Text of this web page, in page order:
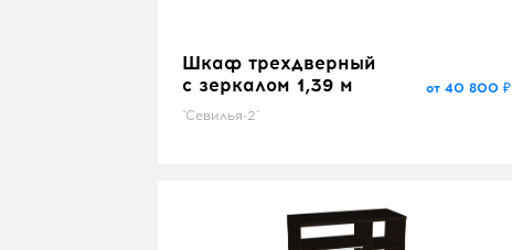
Шкаф трехдверный
с зеркалом 1,39 м
"Севилья-2"
от 40 800 ₽